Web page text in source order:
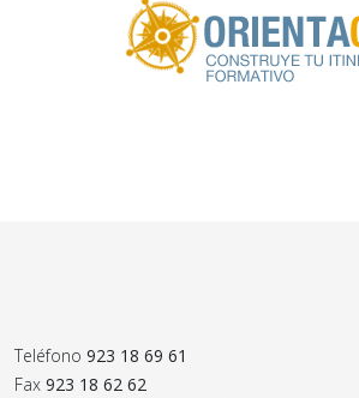
Teléfono 923 18 69 61
Fax 923 18 62 62